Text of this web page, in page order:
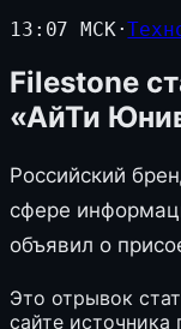
13:07 МСК·
Filestone
«АйТи
Российский
сфере
объявил о
Это отрывок
сайте